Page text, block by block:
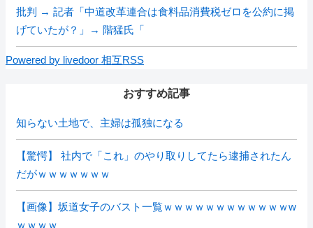
批判 → 記者「中道改革連合は食料品消費税ゼロを公約に掲
げていたが？」→ 階猛氏「
Powered by livedoor 相互RSS
おすすめ記事
知らない土地で、主婦は孤独になる
【驚愕】 社内で「これ」のやり取りしてたら逮捕されたん
だがｗｗｗｗｗｗｗ
【画像】坂道女子のバスト一覧ｗｗｗｗｗｗｗｗｗｗｗｗw
ｗｗｗｗ